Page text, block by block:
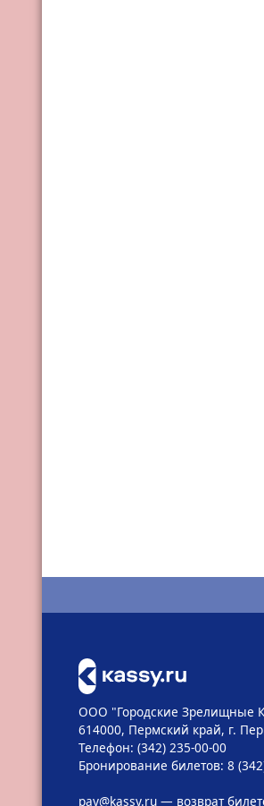
ООО "Городские Зрелищные
614000, Пермский край, г.
Телефон: (342) 235-00-00
Бронирование билетов: 8
pay@kassy.ru— возврат